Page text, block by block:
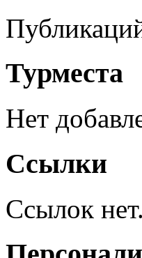
Турместа
Нет
Ссылки
Ссылок нет.